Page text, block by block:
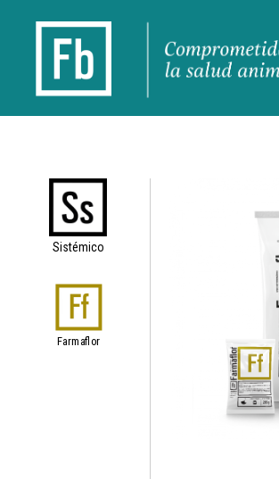
Sistémico
Farmaflor